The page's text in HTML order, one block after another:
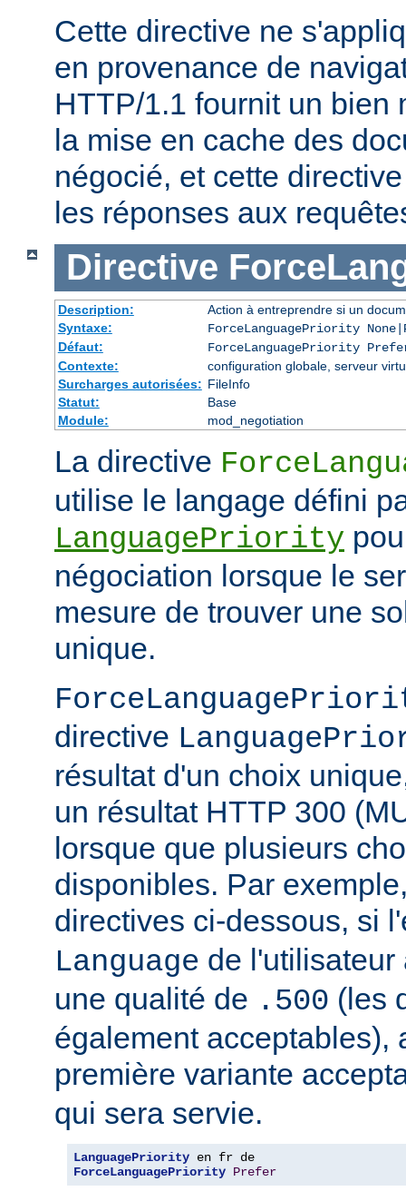
Cette directive ne
en provenance de
HTTP/1.1 fournit un bien
la mise en cache des
négocié, et cette
les réponses aux
Directive
Description:
Action à entreprendre si un
Syntaxe:
ForceLanguagePriority
Défaut:
ForceLanguagePriority
Contexte:
configuration globale, serveur
Surcharges autorisées: FileInfo
Statut:
Base
Module:
mod_negotiation
La directive
utilise le langage défini
LanguagePriority
négociation lorsque le
mesure de trouver une
unique.
directive
résultat d'un choix
un résultat HTTP 300
lorsque que plusieurs
disponibles. Par
directives ci-dessous, si
Language de
une qualité de .500 (les
également acceptables),
première variante
qui sera servie.
LanguagePriority
ForceLanguagePriority Prefer